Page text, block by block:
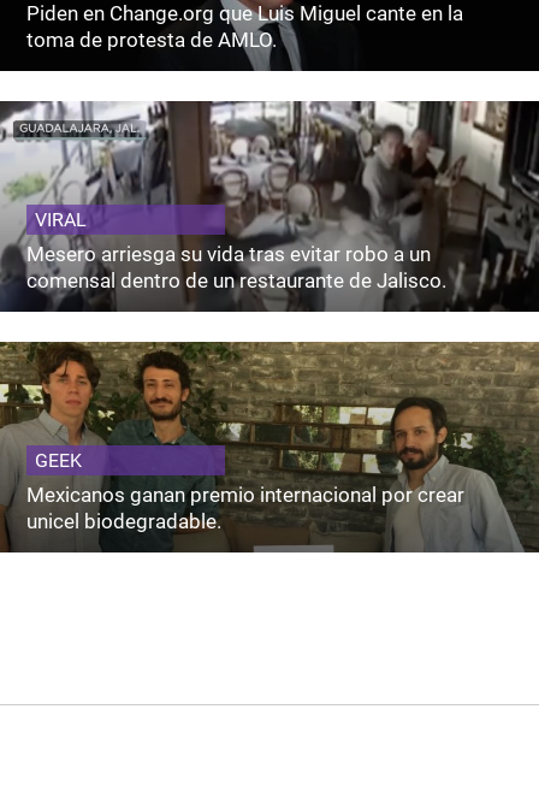
Piden en Change.org que Luis Miguel cante en la
toma de protesta de AMLO.
VIRAL
Mesero arriesga su vida tras evitar robo a un
comensal dentro de un restaurante de Jalisco.
GEEK
Mexicanos ganan premio internacional por crear
unicel biodegradable.